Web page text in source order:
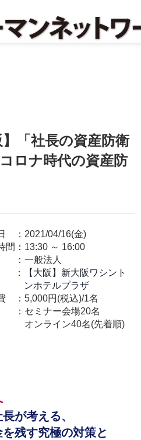
】「社長の資産防衛
ロナ時代の資産防
2021/04/16(金)
間： 13:30～ 16:00
一般法人
【大阪】新大阪ワシント
ンホテルプラザ
5,000円(税込)/1名
セミナー会場20名
オンライン40名(先着順)
が考える、
残す究極の対策と